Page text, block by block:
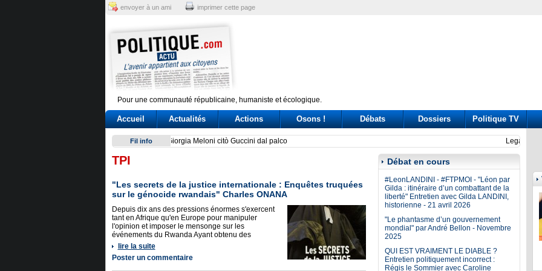
envoyer à un ami imprimer cette page
Pour une communauté républicaine, humaniste et écologique.
Accueil Actualités Actions Osons ! Débats Dossiers Politique TV
Fil info Legado de Fidel Castro se agiganta, afirman en Uruguay
TPI
"Les secrets de la justice internationale : Enquêtes truquées
sur le génocide rwandais" Charles ONANA
Depuis dix ans des pressions énormes s'exercent
tant en Afrique qu'en Europe pour manipuler
l'opinion et imposer le mensonge sur les
événements du Rwanda Ayant obtenu des
lire la suite
Poster un commentaire
Débat en cours
#LeonLANDINI - #FTPMOI - "Léon par
Gilda : itinéraire d’un combattant de la
liberté" Entretien avec Gilda LANDINI,
historienne - 21 avril 2026
"Le phantasme d’un gouvernement
mondial" par André Bellon - Novembre
2025
QUI EST VRAIMENT LE DIABLE ?
Entretien politiquement incorrect :
Régis le Sommier avec Caroline